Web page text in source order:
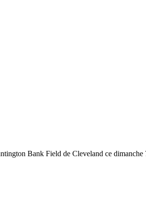
Bank Field de Cleveland ce